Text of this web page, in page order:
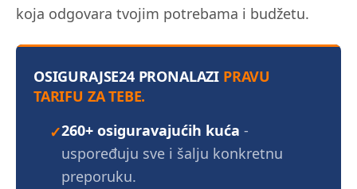
koja odgovara tvojim potrebama i budžetu.
OSIGURAJSE24 PRONALAZI PRAVU
TARIFU ZA TEBE.
✓260+ osiguravajućih kuća -
uspoređuju sve i šalju konkretnu
preporuku.